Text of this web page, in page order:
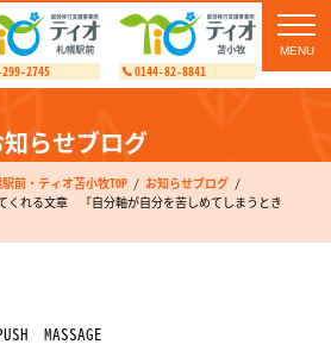
2745 0144-82-8841
らせブログ
前・ティオ苫小牧TOP
お知らせブログ
てくれる文章 『自分軸が自分を苦しめてしまうとき
MASSAGE